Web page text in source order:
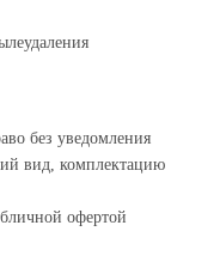
без уведомления
вид, комплектацию
офертой